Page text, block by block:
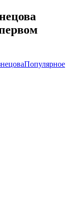
Популярное